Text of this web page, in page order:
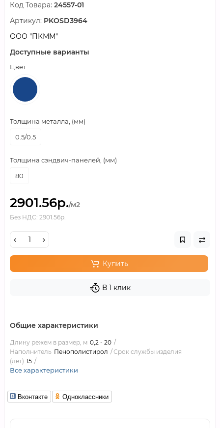
Код Товара: 24557-01
Артикул: PKOSD3964
ООО "ПКММ"
Доступные варианты
Цвет
Толщина металла, (мм)
0.5/0.5
Толщина сэндвич-панелей, (мм)
80
2901.56р./м2
Без НДС: 2901.56р.
Купить
В 1 клик
Общие характеристики
Длину режем в размер, м 0,2 - 20
Наполнитель Пенополистирол
Срок службы изделия
(лет) 15
Все характеристики
Вконтакте Одноклассники